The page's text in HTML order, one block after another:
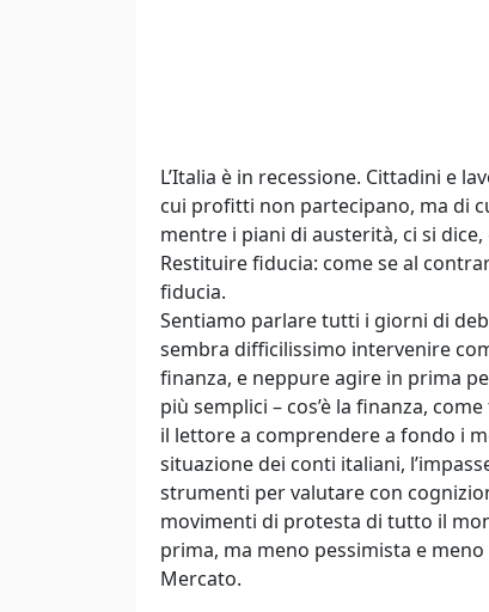
L’Italia è in recessione. Cittadini e
cui profitti non partecipano, ma di
mentre i piani di austerità, ci si
Restituire fiducia: come se al
fiducia.
Sentiamo parlare tutti i giorni di
sembra difficilissimo intervenire
finanza, e neppure agire in prima
più semplici – cos’è la finanza,
il lettore a comprendere a fondo i
situazione dei conti italiani,
strumenti per valutare con
movimenti di protesta di tutto il
prima, ma meno pessimista e
Mercato.